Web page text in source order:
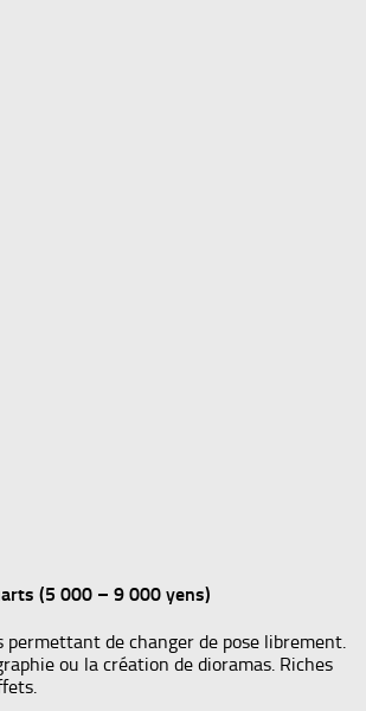
(5 000 – 9 000 yens)
permettant de changer de pose librement.
ou la création de dioramas. Riches